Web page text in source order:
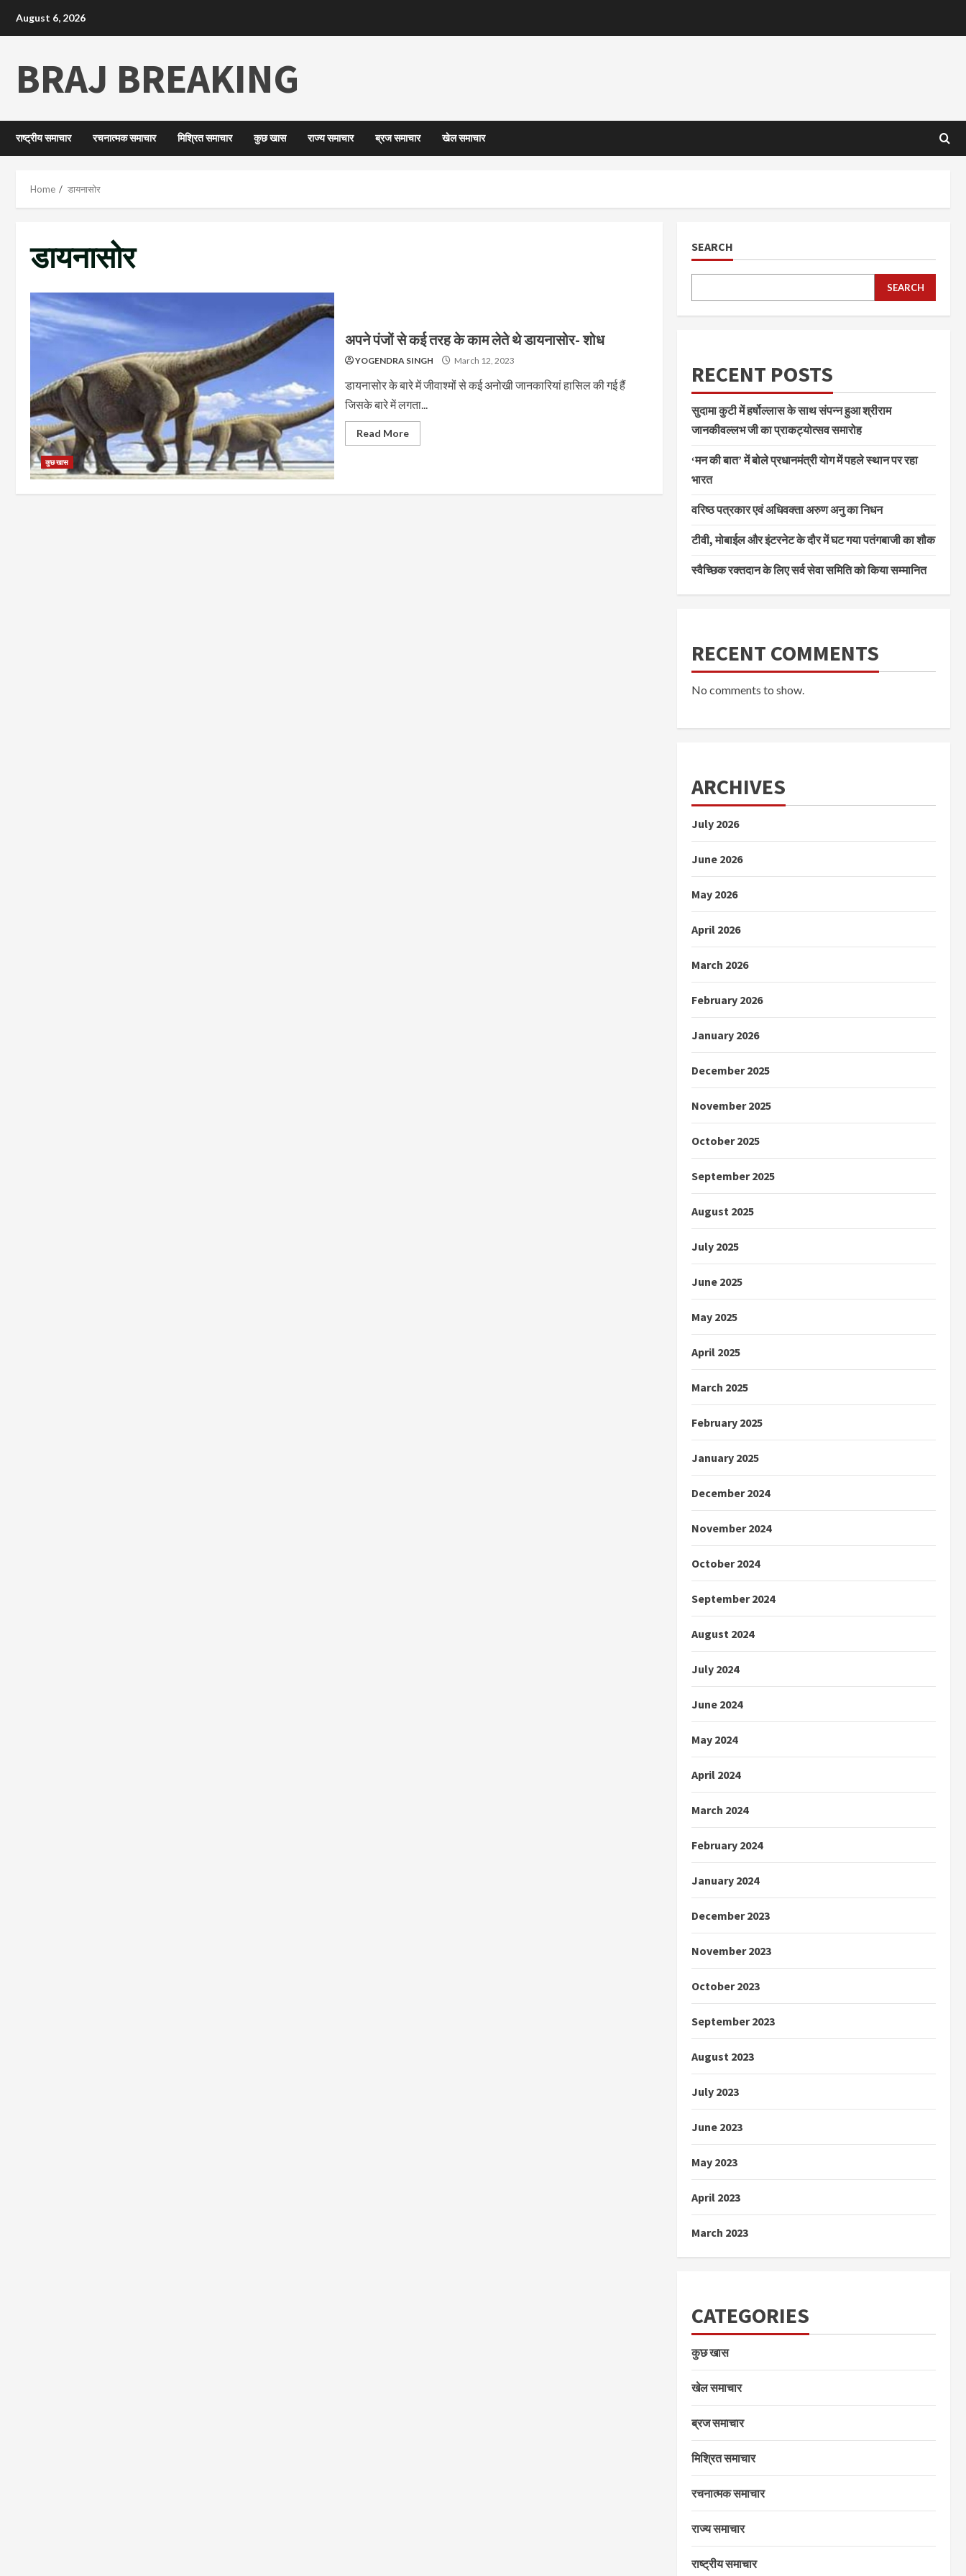
August 6, 2026
BRAJ BREAKING
राष्ट्रीय समाचार रचनात्मक समाचार मिश्रित समाचार कुछ खास राज्य समाचार ब्रज समाचार खेल समाचार
Home डायनासोर
डायनासोर
कुछ खास
अपने पंजों से कई तरह के काम लेते थे डायनासोर- शोध
YOGENDRA SINGH March 12, 2023
डायनासोर के बारे में जीवाश्मों से कई अनोखी जानकारियां हासिल की गई हैं
जिसके बारे में लगता...
Read More
SEARCH
SEARCH
RECENT POSTS
सुदामा कुटी में हर्षोल्लास के साथ संपन्न हुआ श्रीराम
जानकीवल्लभ जी का प्राकट्योत्सव समारोह
‘मन की बात’ में बोले प्रधानमंत्री योग में पहले स्थान पर रहा
भारत
वरिष्ठ पत्रकार एवं अधिवक्ता अरुण अनु का निधन
टीवी, मोबाईल और इंटरनेट के दौर में घट गया पतंगबाजी का शौक
स्वैच्छिक रक्तदान के लिए सर्व सेवा समिति को किया सम्मानित
RECENT COMMENTS
No comments to show.
ARCHIVES
July 2026
June 2026
May 2026
April 2026
March 2026
February 2026
January 2026
December 2025
November 2025
October 2025
September 2025
August 2025
July 2025
June 2025
May 2025
April 2025
March 2025
February 2025
January 2025
December 2024
November 2024
October 2024
September 2024
August 2024
July 2024
June 2024
May 2024
April 2024
March 2024
February 2024
January 2024
December 2023
November 2023
October 2023
September 2023
August 2023
July 2023
June 2023
May 2023
April 2023
March 2023
CATEGORIES
कुछ खास
खेल समाचार
ब्रज समाचार
मिश्रित समाचार
रचनात्मक समाचार
राज्य समाचार
राष्ट्रीय समाचार